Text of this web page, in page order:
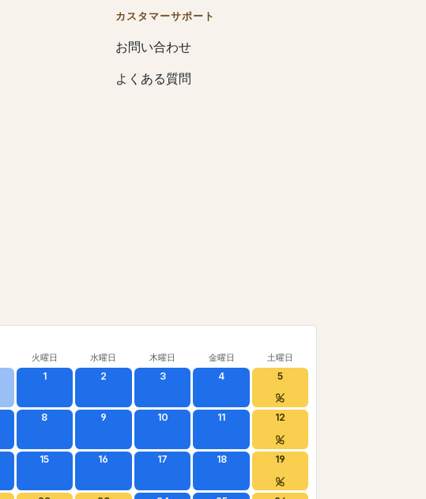
カスタマーサポート
お問い合わせ
よくある質問
火曜日 水曜日 木曜日 金曜日 土曜日
1 2 3 4 5
8 9 10 11 12
15 16 17 18 19